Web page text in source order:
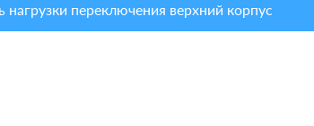
переключения верхний корпус